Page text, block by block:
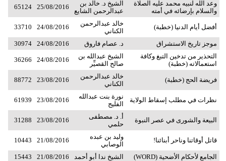
وعد الله لنبيه محمد عليه الصلاة
والسلام بإرضائه في أمته
الشيخ د. خالد بن
عبدالرحمن الشايع
25/08/2016
65124
أفضل أيام الدنيا (خطبة)
خالد عبدالرحمن
الكناني
24/08/2016
33710
موجز تاريخ الاستشراق د. عصام فاروق 24/08/2016
30974
التحذير من تدخين التبغ وكافة
استعمالاته (خطبة)
الشيخ عبدالله بن
صالح القصيِّر
24/08/2016
36266
فريضة الحج (خطبة)
خالد عبدالرحمن
الكناني
23/08/2016
88772
نظرات في مطلب إسقاط الولاية
نورة بنت عبدالله
الفليج
23/08/2016
61939
البيعة والشورى في عصر النبوة
أ. د. مصطفى
حلمي
23/08/2016
31288
قاتل أوقاتنا وناحر أبنائنا!
وليد بن عبده
الوصابي
21/08/2016
10443
الجامع لأحكام الأضحية (WORD) الشيخ ندا أبو أحمد 21/08/2016
15443